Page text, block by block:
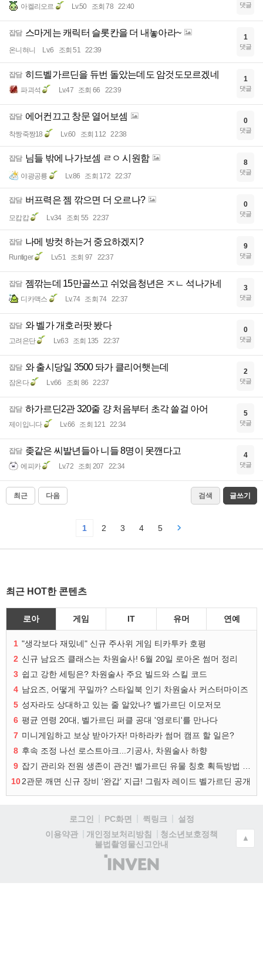
아켈리오르 Lv.50 조회 78 22:40 댓글
잡담 스마게는 캐릭터 슬롯칸을 더 내놓아라~
온니혀니 Lv.6 조회 51 22:39
1
댓글
잡담 히드벨가르딘을 듀번 돌았는데도 암것도모르겠네
파괴석 Lv.47 조회 66 22:39
1
댓글
잡담 에어컨끄고 창문 열어보셈
착짱죽짱18 Lv.60 조회 112 22:38
0
댓글
잡담 님들 밖에 나가보셈 ㄹㅇ 시원함
야광공룡 Lv.86 조회 172 22:37
8
댓글
잡담 버프력은 젬 깎으면 더 오르나?
모캅캅 Lv.34 조회 55 22:37
0
댓글
잡담 나메 방컷 하는거 중요하겠지?
Runtiger Lv.51 조회 97 22:37
9
댓글
잡담 젬깎는데 15만골쓰고 쉬었음청년은 ㅈㄴ 석나가네
디카맥스 Lv.74 조회 74 22:37
3
댓글
잡담 와 벨가 개호러팟 봤다
고려은단 Lv.63 조회 135 22:37
0
댓글
잡담 와 출시당일 3500 돠가 클리어햇는데
잠온다 Lv.66 조회 86 22:37
2
댓글
잡담 하가르딘2관 320줄 걍 처음부터 초각 쓸걸 아어
제이입니다 Lv.66 조회 121 22:34
5
댓글
잡담 좆같은 씨발년들아 니들 8명이 못깬다고
에피카 Lv.72 조회 207 22:34
4
댓글
최근 다음 검색 글쓰기
1 2 3 4 5
최근 HOT한 콘텐츠
로아 게임 IT 유머 연예
1 "생각보다 재밌네" 신규 주사위 게임 티카투카 호평
2 신규 남요즈 클래스는 차원술사! 6월 20일 로아온 썸머 정리
3 쉽고 강한 세팅은? 차원술사 주요 빌드와 스킬 코드
4 남요즈, 어떻게 꾸밀까? 스타일북 인기 차원술사 커스터마이즈
5 성자라도 상대하고 있는 줄 알았나? 벨가르딘 이모저모
6 평균 연령 20대, 벨가르딘 퍼클 공대 '영로티'를 만나다
7 미니게임하고 보상 받아가자! 마하라카 썸머 캠프 할 일은?
8 후속 조정 나선 로스트아크...기공사, 차원술사 하향
9
102관문 깨면 신규 장비 ‘완갑’ 지급! 그림자 레이드 벨가르딘 공개
로그인 PC화면 퀵링크
설정
이용약관
개인정보처리방침
청소년보호정책
불법촬영물신고안내
(주)
인
▲